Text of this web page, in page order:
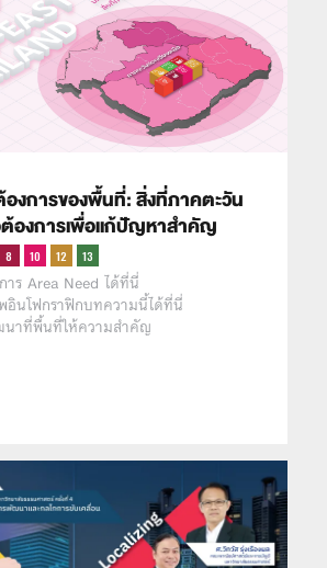
งการของพื้นที่: สิ่งที่ภาคตะวัน
ต้องการเพื่อแก้ปัญหาสำคัญ
าร Area Need ได้ที่นี่
อินโฟกราฟิกบทความนี้ได้ที่นี่
นาที่พื้นที่ให้ความสำคัญ